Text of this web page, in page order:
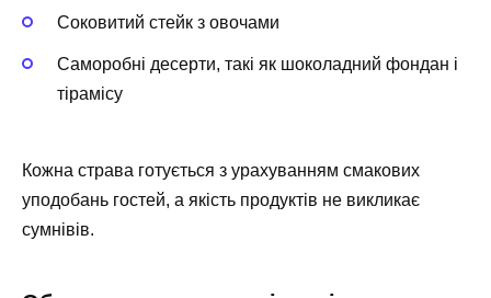
Соковитий стейк з овочами
Саморобні десерти, такі як шоколадний фондан і
тірамісу
Кожна страва готується з урахуванням смакових
уподобань гостей, а якість продуктів не викликає
сумнівів.